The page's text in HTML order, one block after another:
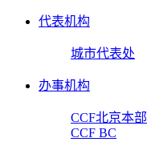
代表机构
城市代表处
办事机构
CCF北京本部
CCF BC